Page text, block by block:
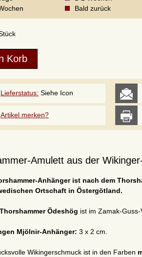
Bald zurück
Lieferstatus: Siehe Icon
Artikel merken?
Amulett aus der
Anhänger ist nach dem
Ortschaft in Östergötland.
Thorshammer Ödeshög ist im Zamak-
Mjölnir-Anhänger: 3 x 2 cm.
Wikingerschmuck ist in den Farben